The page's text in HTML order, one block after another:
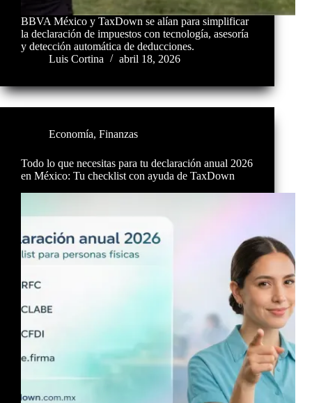
BBVA México y TaxDown se alían para simplificar
la declaración de impuestos con tecnología, asesoría
y detección automática de deducciones.
Luis Cortina
abril 18, 2026
Economía, Finanzas
Todo lo que necesitas para tu declaración anual 2026
en México: Tu checklist con ayuda de TaxDown